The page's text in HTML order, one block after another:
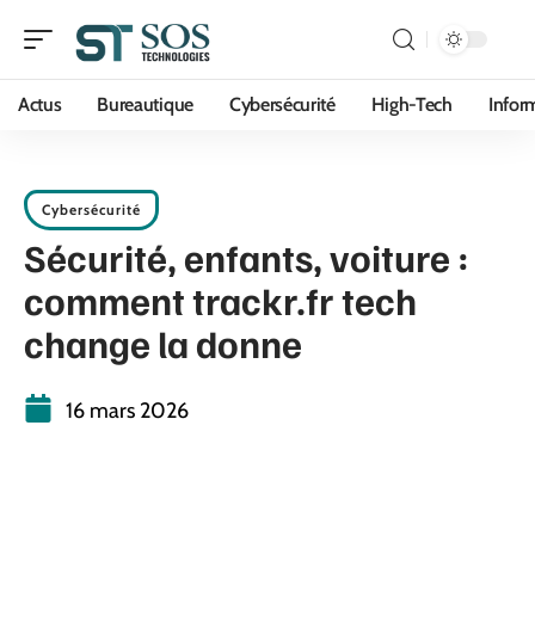
Actus Bureautique Cybersécurité High-Tech
Cybersécurité
Sécurité, enfants, voiture :
comment trackr.fr tech
change la donne
16 mars 2026